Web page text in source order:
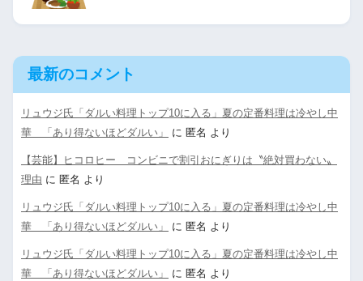
最新のコメント
リュウジ氏「ダルい料理トップ10に入る」夏の定番料理は冷やし中
華 「あり得ないほどダルい」
に 匿名 より
【芸能】ヒコロヒー コンビニで割引おにぎりは〝絶対買わない〟
理由 に 匿名 より
リュウジ氏「ダルい料理トップ10に入る」夏の定番料理は冷やし中
華 「あり得ないほどダルい」
に 匿名 より
リュウジ氏「ダルい料理トップ10に入る」夏の定番料理は冷やし中
華 「あり得ないほどダルい」
に 匿名 より